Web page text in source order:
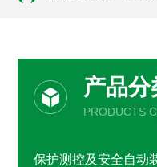
产品分
PRODUCTS
保护测控及安全自动